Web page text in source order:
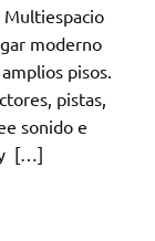
Multiespacio
moderno
pisos.
pistas,
sonido e
y […]